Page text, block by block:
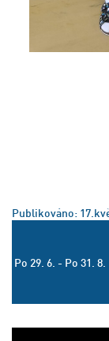
Publikováno:
Po 29. 6. - Po 31. 8.